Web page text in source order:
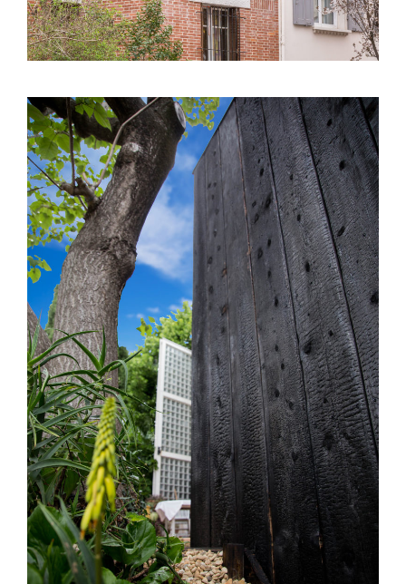
Saint Georges d’Orques (34) – Extension
– E01